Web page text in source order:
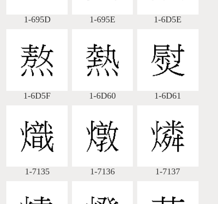
1-695D 1-695E 1-6D5E
1-6D5F 1-6D60 1-6D61
1-7135 1-7136 1-7137